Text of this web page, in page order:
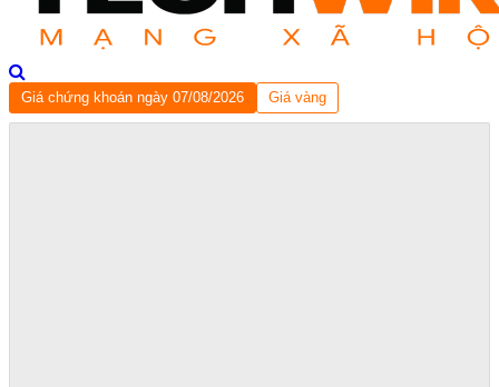
Giá chứng khoán ngày 07/08/2026 Giá vàng